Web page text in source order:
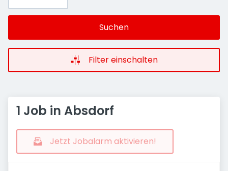
Suchen
Filter einschalten
1 Job in Absdorf
Jetzt Jobalarm aktivieren!